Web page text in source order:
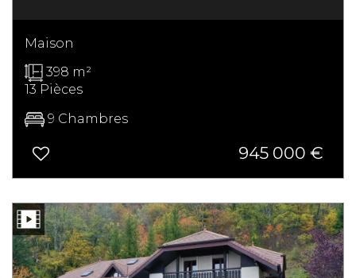
Maison
398 m²
13 Pièces
9 Chambres
945 000 €